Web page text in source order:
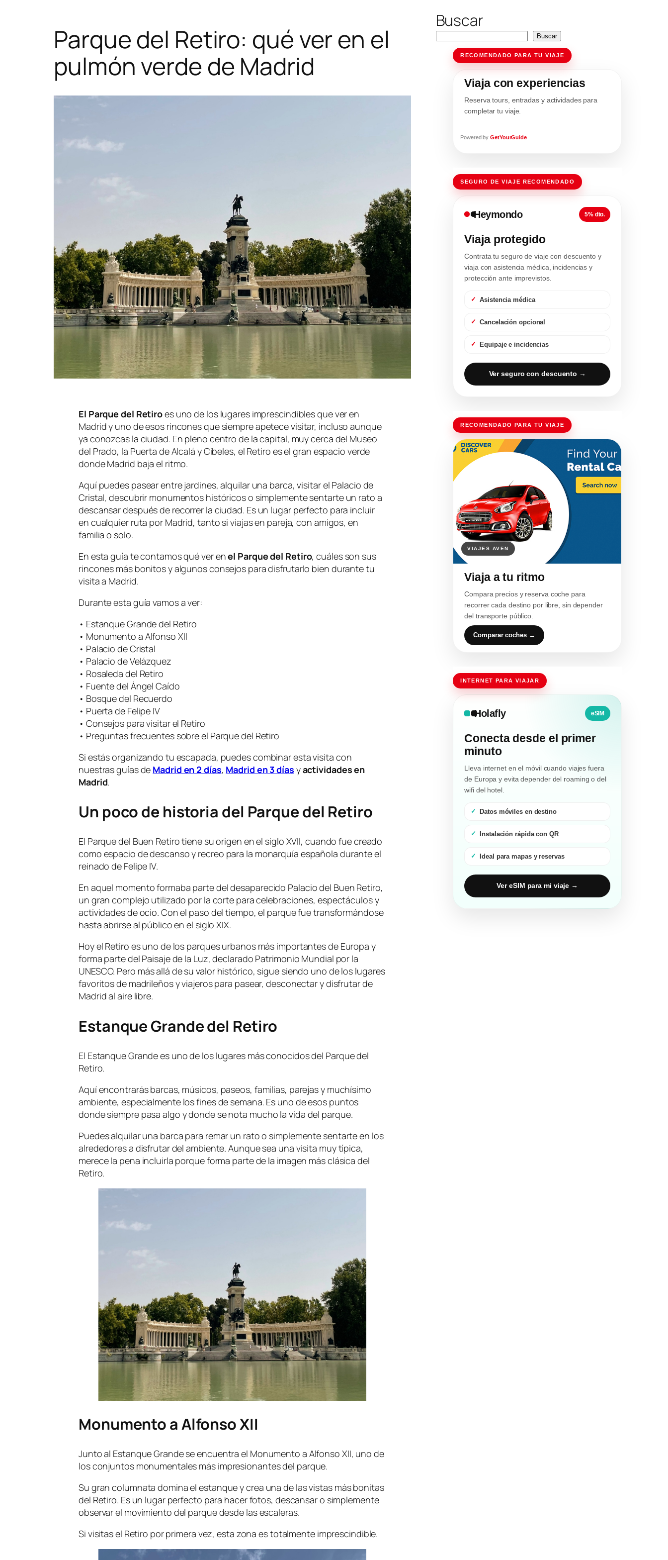
Parque del Retiro: qué ver en el
pulmón verde de Madrid
El Parque del Retiroes uno de los lugares imprescindibles que ver en
Madrid y uno de esos rincones que siempre apetece visitar, incluso aunque
ya conozcas la ciudad. En pleno centro de la capital, muy cerca del Museo
del Prado, la Puerta de Alcalá y Cibeles, el Retiro es el gran espacio verde
donde Madrid baja el ritmo.
Aquí puedes pasear entre jardines, alquilar una barca, visitar el Palacio de
Cristal, descubrir monumentos históricos o simplemente sentarte un rato a
descansar después de recorrer la ciudad. Es un lugar perfecto para incluir
en cualquier ruta por Madrid, tanto si viajas en pareja, con amigos, en
familia o solo.
En esta guía te contamos qué ver enel Parque del Retiro, cuáles son sus
rincones más bonitos y algunos consejos para disfrutarlo bien durante tu
visita a Madrid.
Durante esta guía vamos a ver:
• Estanque Grande del Retiro
• Monumento a Alfonso XII
• Palacio de Cristal
• Palacio de Velázquez
• Rosaleda del Retiro
• Fuente del Ángel Caído
• Bosque del Recuerdo
• Puerta de Felipe IV
• Consejos para visitar el Retiro
• Preguntas frecuentes sobre el Parque del Retiro
Si estás organizando tu escapada, puedes combinar esta visita con
nuestras guías de Madrid en 2 días, Madrid en 3 días yactividades en
Madrid.
Un poco de historia del Parque del Retiro
El Parque del Buen Retiro tiene su origen en el siglo XVII, cuando fue creado
como espacio de descanso y recreo para la monarquía española durante el
reinado de Felipe IV.
En aquel momento formaba parte del desaparecido Palacio del Buen Retiro,
un gran complejo utilizado por la corte para celebraciones, espectáculos y
actividades de ocio. Con el paso del tiempo, el parque fue transformándose
hasta abrirse al público en el siglo XIX.
Hoy el Retiro es uno de los parques urbanos más importantes de Europa y
forma parte del Paisaje de la Luz, declarado Patrimonio Mundial por la
UNESCO. Pero más allá de su valor histórico, sigue siendo uno de los lugares
favoritos de madrileños y viajeros para pasear, desconectar y disfrutar de
Madrid al aire libre.
Estanque Grande del Retiro
El Estanque Grande es uno de los lugares más conocidos del Parque del
Retiro.
Aquí encontrarás barcas, músicos, paseos, familias, parejas y muchísimo
ambiente, especialmente los fines de semana. Es uno de esos puntos
donde siempre pasa algo y donde se nota mucho la vida del parque.
Puedes alquilar una barca para remar un rato o simplemente sentarte en los
alrededores a disfrutar del ambiente. Aunque sea una visita muy típica,
merece la pena incluirla porque forma parte de la imagen más clásica del
Retiro.
Monumento a Alfonso XII
Junto al Estanque Grande se encuentra el Monumento a Alfonso XII, uno de
los conjuntos monumentales más impresionantes del parque.
Su gran columnata domina el estanque y crea una de las vistas más bonitas
del Retiro. Es un lugar perfecto para hacer fotos, descansar o simplemente
observar el movimiento del parque desde las escaleras.
Si visitas el Retiro por primera vez, esta zona es totalmente imprescindible.
Buscar
Buscar
RECOMENDADO PARA TU VIAJE
Viaja con experiencias
Reserva tours, entradas y actividades para
completar tu viaje.
Powered byGetYourGuide
SEGURO DE VIAJE RECOMENDADO
Heymondo 5% dto.
Viaja protegido
Contrata tu seguro de viaje con descuento y
viaja con asistencia médica, incidencias y
protección ante imprevistos.
Asistencia médica
Cancelación opcional
Equipaje e incidencias
Ver seguro con descuento →
RECOMENDADO PARA TU VIAJE
Viaja a tu ritmo
Compara precios y reserva coche para
recorrer cada destino por libre, sin depender
del transporte público.
Comparar coches →
INTERNET PARA VIAJAR
Holafly eSIM
Conecta desde el primer
minuto
Lleva internet en el móvil cuando viajes fuera
de Europa y evita depender del roaming o del
wifi del hotel.
Datos móviles en destino
Instalación rápida con QR
Ideal para mapas y reservas
Ver eSIM para mi viaje →